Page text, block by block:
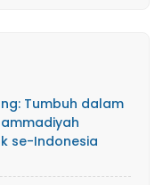
Tumbuh dalam
se-Indonesia